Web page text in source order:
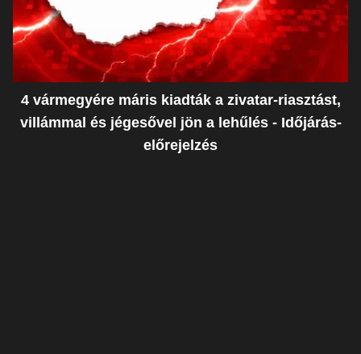
4 vármegyére máris kiadták a zivatar-riasztást,
villámmal és jégesővel jön a lehűlés - Időjárás-
előrejelzés